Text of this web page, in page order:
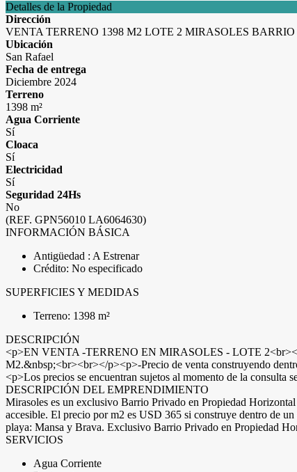
Detalles de la Propiedad
Dirección
VENTA TERRENO 1398 M2 LOTE 2 MIRASOLES
Ubicación
San Rafael
Fecha de entrega
Diciembre 2024
Terreno
1398 m²
Agua Corriente
Sí
Cloaca
Sí
Electricidad
Sí
Seguridad 24Hs
No
(REF. GPN56010 LA6064630)
INFORMACIÓN BÁSICA
Antigüedad : A Estrenar
Crédito: No especificado
SUPERFICIES Y MEDIDAS
Terreno: 1398 m²
DESCRIPCIÓN
<p>EN VENTA -TERRENO EN MIRASOLES - LOTE
M2.&nbsp;<br><br></p><p>-Precio de venta construyendo
<p>Los precios se encuentran sujetos al momento de la
DESCRIPCIÓN DEL EMPRENDIMIENTO
Mirasoles es un exclusivo Barrio Privado en Propiedad
accesible. El precio por m2 es USD 365 si construye dentro de
playa: Mansa y Brava. Exclusivo Barrio Privado en Propiedad
SERVICIOS
Agua Corriente